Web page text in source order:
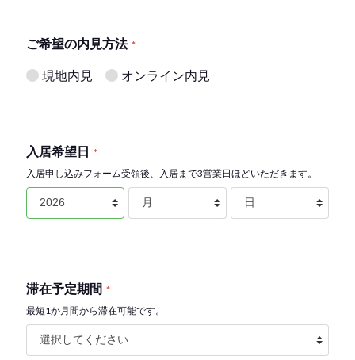
ご希望の内見方法 *
現地内見 オンライン内見
入居希望日 *
入居申し込みフォーム受領後、入居まで3営業日ほどいただきます。
滞在予定期間 *
最短1か月間から滞在可能です。